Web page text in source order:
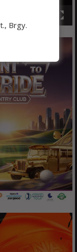
Brgy.